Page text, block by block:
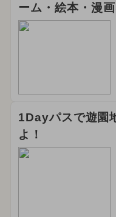
ーム・絵本・漫画
1Dayパスで遊園
よ！